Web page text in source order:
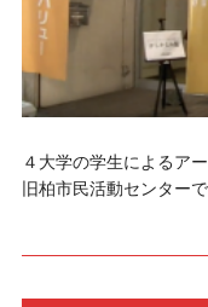
４大学の学生によるア
旧柏市民活動センター